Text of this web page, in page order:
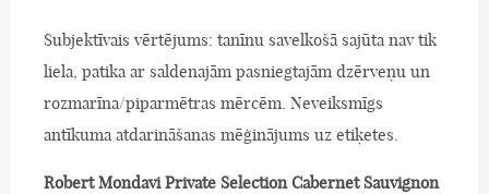
Subjektīvais vērtējums: tanīnu savelkošā sajūta nav tik
liela, patika ar saldenajām pasniegtajām dzērveņu un
rozmarīna/piparmētras mērcēm. Neveiksmīgs
antīkuma atdarināšanas mēģinājums uz etiķetes.
Robert Mondavi Private Selection Cabernet Sauvignon